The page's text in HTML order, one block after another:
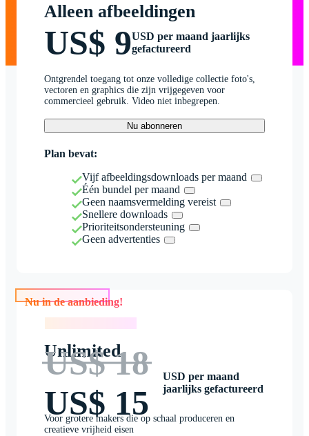
Alleen afbeeldingen
US$ 9USD per maand jaarlijks
gefactureerd
Ontgrendel toegang tot onze volledige collectie foto's,
vectoren en graphics die zijn vrijgegeven voor
commercieel gebruik. Video niet inbegrepen.
Nu abonneren
Plan bevat:
Vijf afbeeldingsdownloads per maand
Één bundel per maand
Geen naamsvermelding vereist
Snellere downloads
Prioriteitsondersteuning
Geen advertenties
Nu in de aanbieding!
Unlimited
US$ 18
US$ 15
USD per maand
jaarlijks gefactureerd
Voor grotere makers die op schaal produceren en
creatieve vrijheid eisen